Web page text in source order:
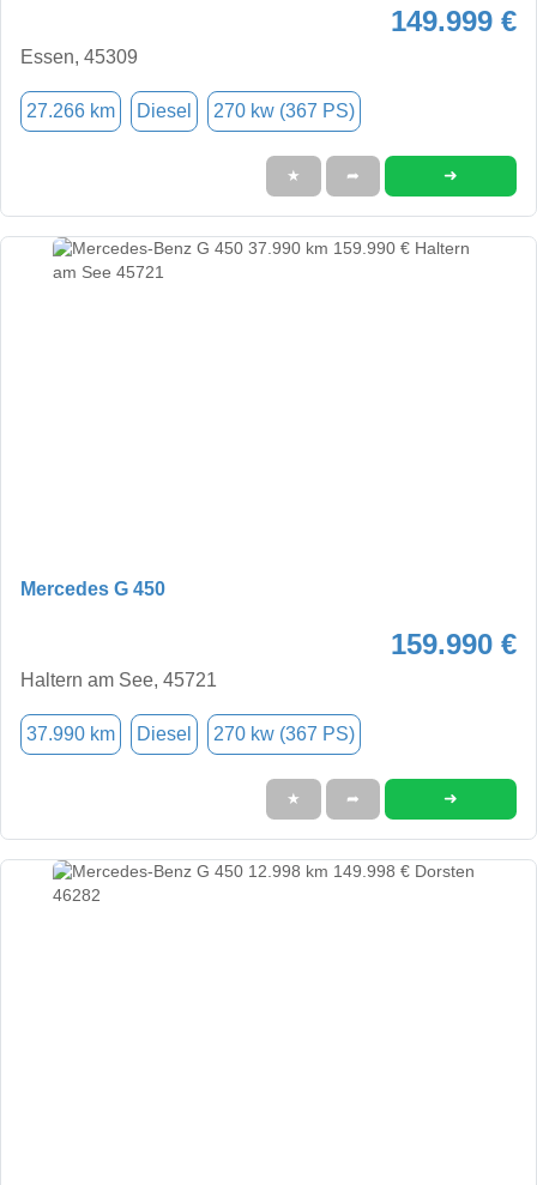
149.999 €
Essen, 45309
27.266 km Diesel 270 kw (367 PS)
★ ➦ ➜
Mercedes G 450
159.990 €
Haltern am See, 45721
37.990 km Diesel 270 kw (367 PS)
★ ➦ ➜